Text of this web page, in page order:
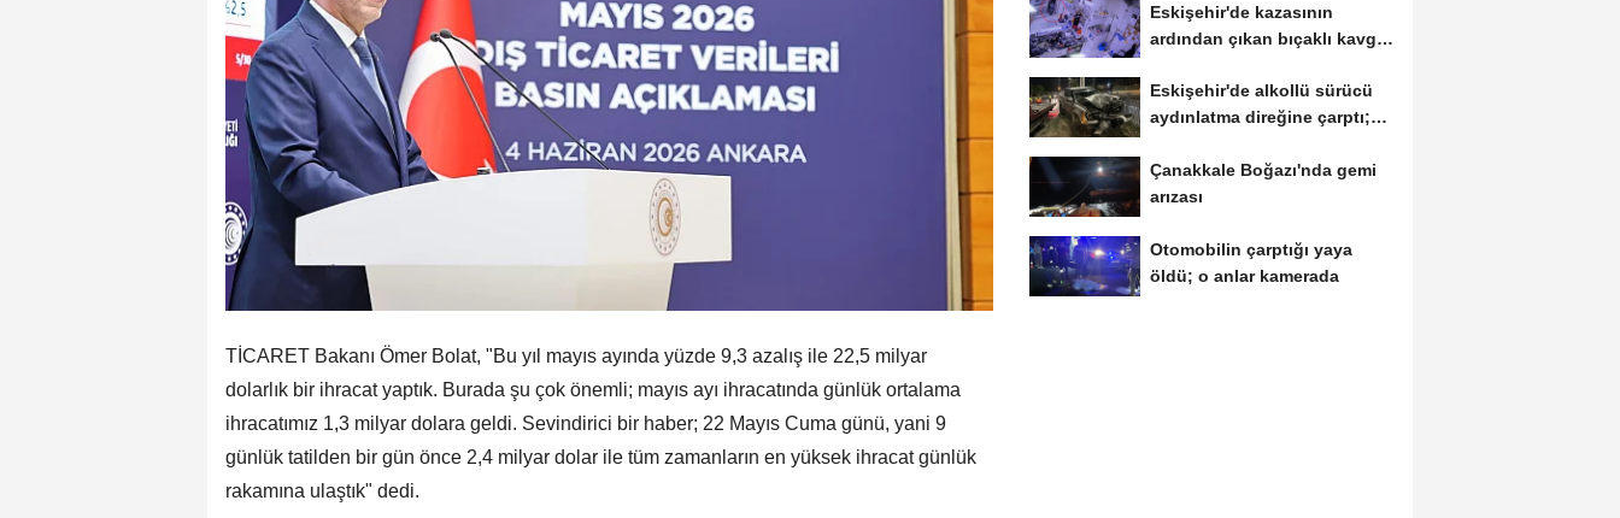
TİCARET Bakanı Ömer Bolat, "Bu yıl mayıs ayında yüzde 9,3 azalış ile 22,5 milyar
dolarlık bir ihracat yaptık. Burada şu çok önemli; mayıs ayı ihracatında günlük ortalama
ihracatımız 1,3 milyar dolara geldi. Sevindirici bir haber; 22 Mayıs Cuma günü, yani 9
günlük tatilden bir gün önce 2,4 milyar dolar ile tüm zamanların en yüksek ihracat günlük
rakamına ulaştık" dedi.
Eskişehir'de kazasının
ardından çıkan bıçaklı kavga
Eskişehir'de alkollü sürücü
aydınlatma direğine çarptı;
Çanakkale Boğazı'nda gemi
arızası
Otomobilin çarptığı yaya
öldü; o anlar kamerada